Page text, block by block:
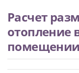
Расчет